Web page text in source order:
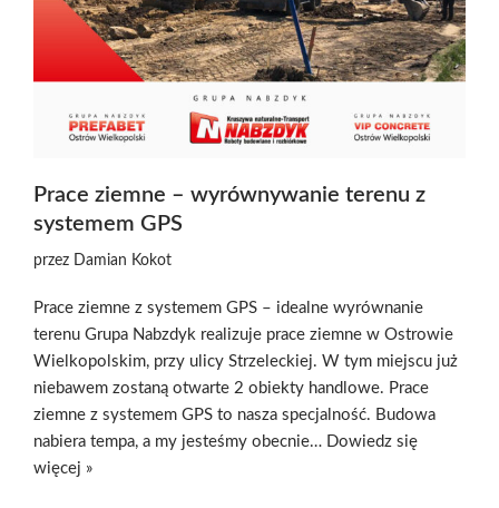
Prace ziemne – wyrównywanie terenu z
systemem GPS
przez Damian Kokot
Prace ziemne z systemem GPS – idealne wyrównanie
terenu Grupa Nabzdyk realizuje prace ziemne w Ostrowie
Wielkopolskim, przy ulicy Strzeleckiej. W tym miejscu już
niebawem zostaną otwarte 2 obiekty handlowe. Prace
ziemne z systemem GPS to nasza specjalność. Budowa
nabiera tempa, a my jesteśmy obecnie…
Dowiedz się
więcej »